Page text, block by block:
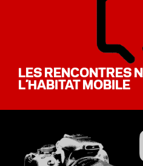
LES RENCONTRES
L’HABITAT MOBILE